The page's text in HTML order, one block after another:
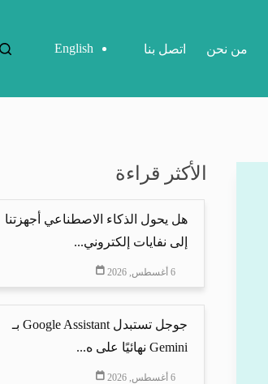
من نحن اتصل بنا English
الأكثر قراءة
هل يحول الذكاء الاصطناعي أجهزتنا
إلى نفايات إلكتروني...
6 أغسطس, 2026
جوجل تستبدل Google Assistant بـ
Gemini نهائيًا على ه...
6 أغسطس, 2026